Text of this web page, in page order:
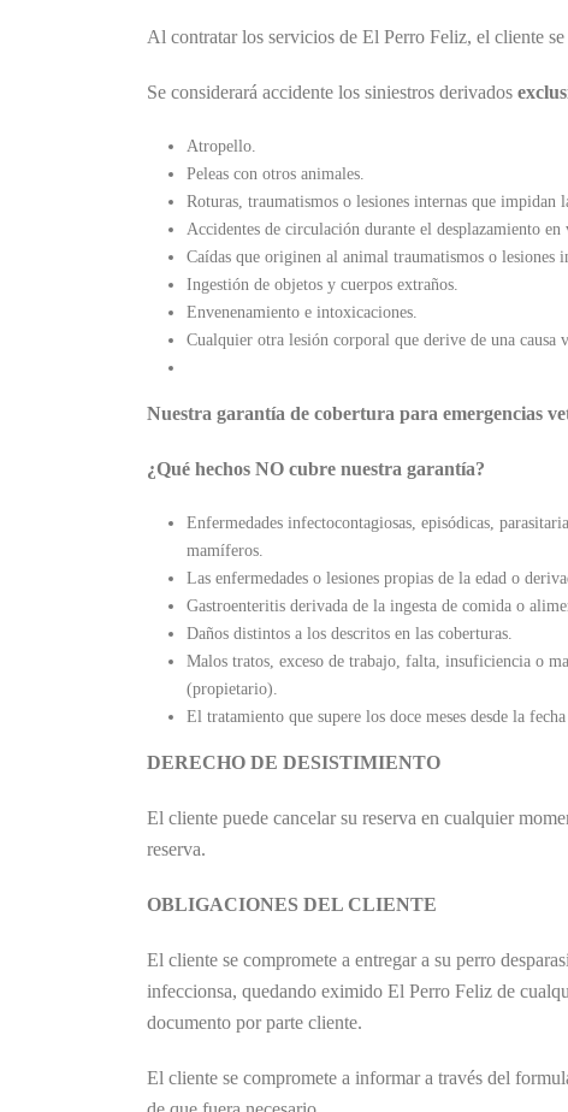
Al contratar los servicios de El Perro Feliz, el cliente
Se considerará accidente los siniestros derivados
Atropello.
Peleas con otros animales.
Roturas, traumatismos o lesiones internas que
Accidentes de circulación durante el desplazamiento en
Caídas que originen al animal traumatismos o lesiones
Ingestión de objetos y cuerpos extraños.
Envenenamiento e intoxicaciones.
Cualquier otra lesión corporal que derive de una causa
Nuestra garantía de cobertura para emergencias
¿Qué hechos NO cubre nuestra garantía?
Enfermedades infectocontagiosas, episódicas,
mamíferos.
Las enfermedades o lesiones propias de la edad o
Gastroenteritis derivada de la ingesta de comida o
Daños distintos a los descritos en las coberturas.
Malos tratos, exceso de trabajo, falta, insuficiencia o
(propietario).
El tratamiento que supere los doce meses desde la
DERECHO DE DESISTIMIENTO
El cliente puede cancelar su reserva en cualquier
reserva.
OBLIGACIONES DEL CLIENTE
El cliente se compromete a entregar a su perro
infeccionsa, quedando eximido El Perro Feliz de
documento por parte cliente.
El cliente se compromete a informar a través del